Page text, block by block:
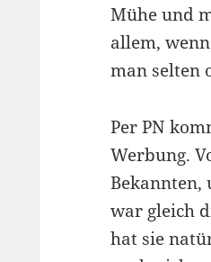
Mühe und
allem,
man selten
Per PN
Werbung.
Bekannten,
war gleich
hat sie